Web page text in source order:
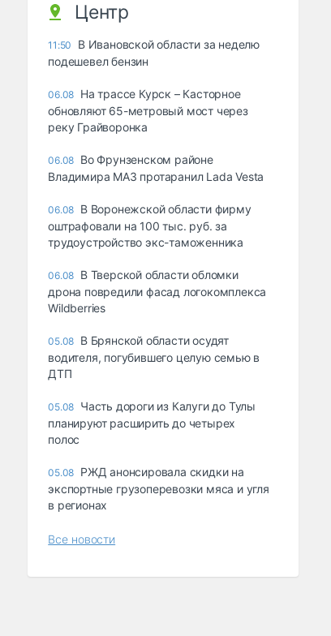
Центр
11:50
В Ивановской области за неделю
подешевел бензин
06.08 На трассе Курск – Касторное
обновляют 65-метровый мост через
реку Грайворонка
06.08 Во Фрунзенском районе
Владимира МАЗ протаранил Lada Vesta
06.08 В Воронежской области фирму
оштрафовали на 100 тыс. руб. за
трудоустройство экс-таможенника
06.08 В Тверской области обломки
дрона повредили фасад логокомплекса
Wildberries
05.08 В Брянской области осудят
водителя, погубившего целую семью в
ДТП
05.08 Часть дороги из Калуги до Тулы
планируют расширить до четырех
полос
05.08 РЖД анонсировала скидки на
экспортные грузоперевозки мяса и угля
в регионах
Все новости